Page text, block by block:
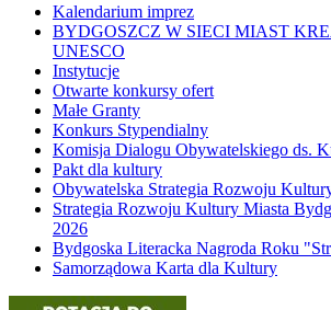
Kalendarium imprez
BYDGOSZCZ W SIECI MIAST
UNESCO
Instytucje
Otwarte konkursy ofert
Małe Granty
Konkurs Stypendialny
Komisja Dialogu Obywatelskiego ds.
Pakt dla kultury
Obywatelska Strategia Rozwoju
Strategia Rozwoju Kultury Miasta
2026
Bydgoska Literacka Nagroda Roku
Samorządowa Karta dla Kultury